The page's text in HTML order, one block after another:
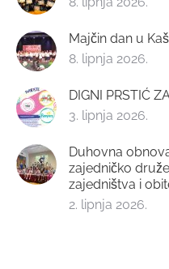
Majčin dan u
8. lipnja 2026.
DIGNI PRSTIĆ
3. lipnja 2026.
Duhovna
zajedničko
zajedništva i
2. lipnja 2026.